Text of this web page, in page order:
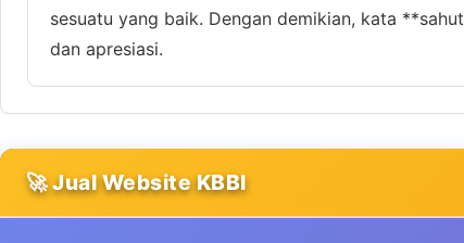
sesuatu yang baik. Dengan demikian, kata
dan apresiasi.
🚀 Jual Website KBBI